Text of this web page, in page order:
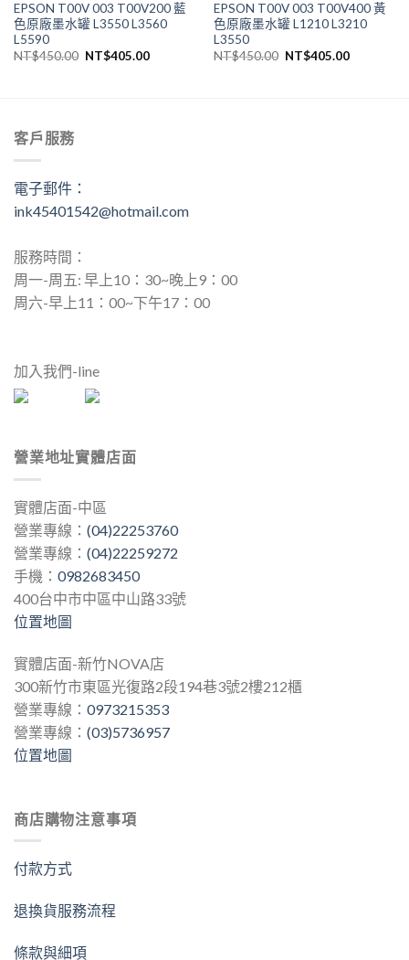
EPSON T00V 003 T00V200 藍
色原廠墨水罐 L3550 L3560
L5590
NT$450.00 原
NT$405.00目
EPSON T00V 003 T00V400 黃
色原廠墨水罐 L1210 L3210
L3550
NT$450.00 原
NT$405.00目
客戶服務
電子郵件：
ink45401542@hotmail.com
服務時間：
周一-周五: 早上10：30~晚上9：00
周六-早上11：00~下午17：00
加入我們-line
營業地址實體店面
實體店面-中區
營業專線： (04)22253760
營業專線： (04)22259272
手機： 0982683450
400台中市中區中山路33號
位置地圖
實體店面-新竹NOVA店
300新竹市東區光復路2段194巷3號2樓212櫃
營業專線： 0973215353
營業專線： (03)5736957
位置地圖
商店購物注意事項
付款方式
退換貨服務流程
條款與細項